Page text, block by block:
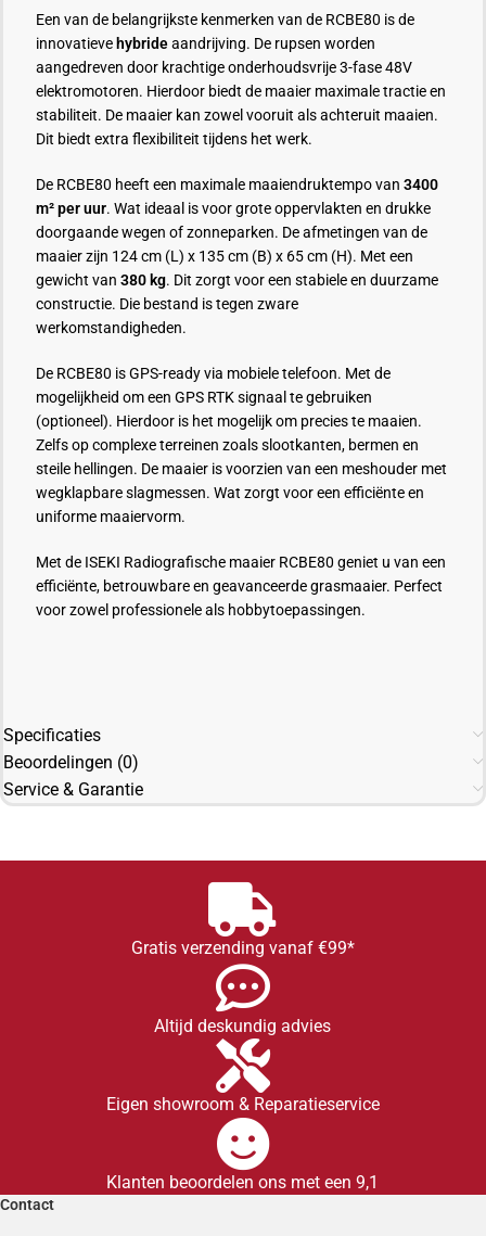
Een van de belangrijkste kenmerken van de RCBE80 is de
innovatieve hybrideaandrijving. De rupsen worden
aangedreven door krachtige onderhoudsvrije 3-fase 48V
elektromotoren. Hierdoor biedt de maaier maximale tractie en
stabiliteit. De maaier kan zowel vooruit als achteruit maaien.
Dit biedt extra flexibiliteit tijdens het werk.
De RCBE80 heeft een maximale maaiendruktempo van 3400
m² per uur. Wat ideaal is voor grote oppervlakten en drukke
doorgaande wegen of zonneparken. De afmetingen van de
maaier zijn 124 cm (L) x 135 cm (B) x 65 cm (H). Met een
gewicht van 380 kg. Dit zorgt voor een stabiele en duurzame
constructie. Die bestand is tegen zware
werkomstandigheden.
De RCBE80 is GPS-ready via mobiele telefoon. Met de
mogelijkheid om een GPS RTK signaal te gebruiken
(optioneel). Hierdoor is het mogelijk om precies te maaien.
Zelfs op complexe terreinen zoals slootkanten, bermen en
steile hellingen. De maaier is voorzien van een meshouder met
wegklapbare slagmessen. Wat zorgt voor een efficiënte en
uniforme maaiervorm.
Met de ISEKI Radiografische maaier RCBE80 geniet u van een
efficiënte, betrouwbare en geavanceerde grasmaaier. Perfect
voor zowel professionele als hobbytoepassingen.
Specificaties
Beoordelingen (0)
Service & Garantie
Gratis verzending vanaf €99*
Altijd deskundig advies
Eigen showroom & Reparatieservice
Klanten beoordelen ons met een 9,1
Contact